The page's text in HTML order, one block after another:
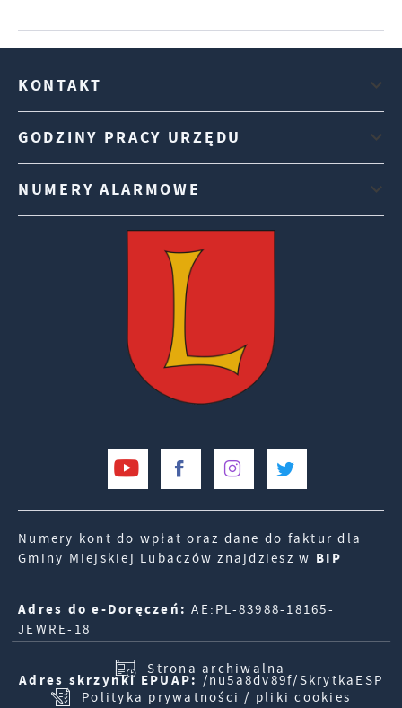
KONTAKT
GODZINY PRACY URZĘDU
NUMERY ALARMOWE
Numery kont do wpłat oraz dane do faktur dla
Gminy Miejskiej Lubaczów znajdziesz w BIP
Adres do e-Doręczeń: AE:PL-83988-18165-
JEWRE-18
Adres skrzynki EPUAP: /nu5a8dv89f/SkrytkaESP
Strona archiwalna
Polityka prywatności / pliki cookies